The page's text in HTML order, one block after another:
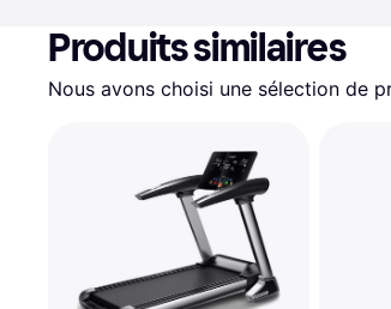
Produits similaires
Nous avons choisi une sélection de